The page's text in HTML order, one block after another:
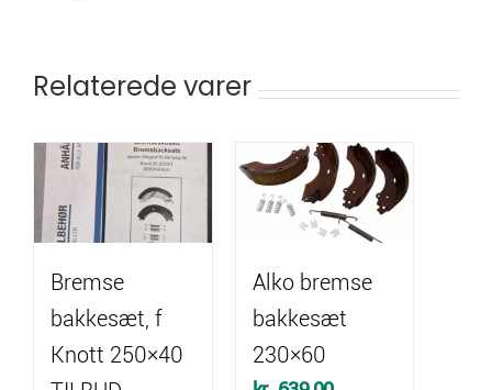
Relaterede varer
Bremse
bakkesæt, f
Knott 250×40
Alko bremse
bakkesæt
230×60